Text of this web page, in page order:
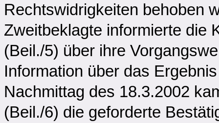
Rechtswidrigkeiten behoben
Zweitbeklagte informierte die
(Beil./5) über ihre
Information über das
Nachmittag des 18.3.2002
(Beil./6) die geforderte